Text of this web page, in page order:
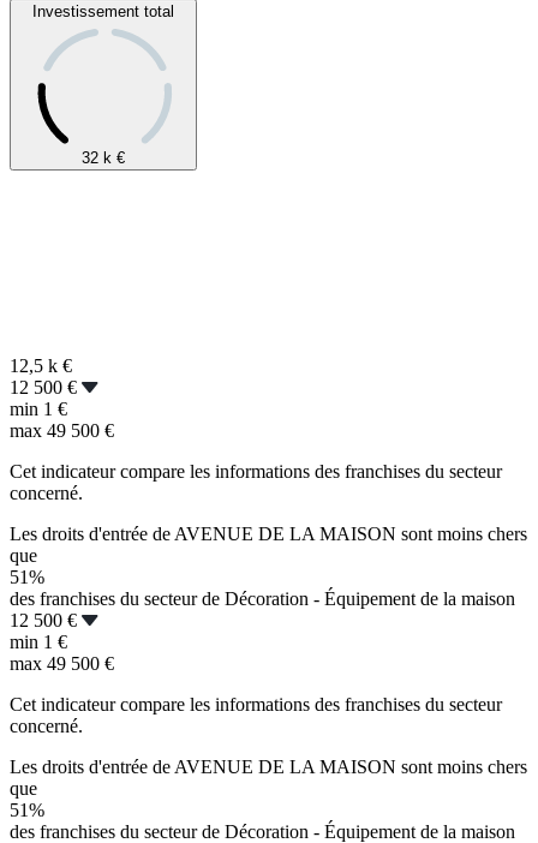
Investissement total
32 k €
12,5 k €
12 500 €
min 1 €
max 49 500 €
Cet indicateur compare les informations des franchises du secteur
concerné.
Les droits d'entrée de AVENUE DE LA MAISON sont moins chers
que
51%
des franchises du secteur de Décoration - Équipement de la maison
12 500 €
min 1 €
max 49 500 €
Cet indicateur compare les informations des franchises du secteur
concerné.
Les droits d'entrée de AVENUE DE LA MAISON sont moins chers
que
51%
des franchises du secteur de Décoration - Équipement de la maison